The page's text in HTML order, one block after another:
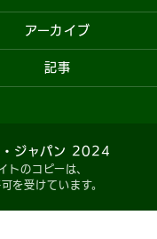
アーカイブ
記事
・ジャパン 2024
トのコピーは、
を受けています。